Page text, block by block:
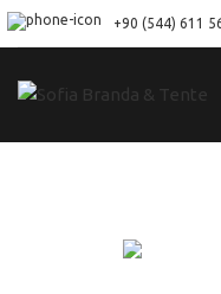
+90 (544) 611